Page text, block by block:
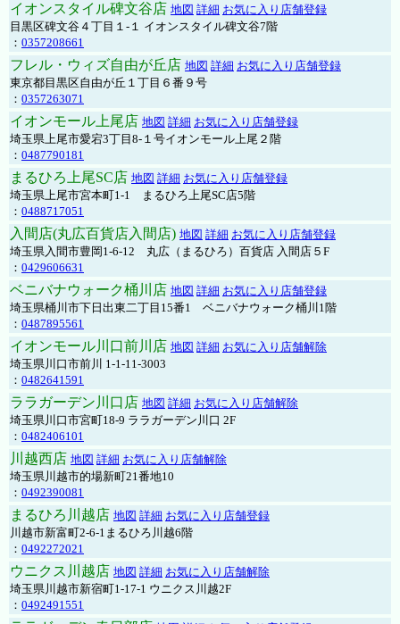
イオンスタイル碑文谷店 地図 詳細 お気に入り店舗登録
目黒区碑文谷４丁目１-１ イオンスタイル碑文谷7階
： 0357208661
フレル・ウィズ自由が丘店 地図 詳細 お気に入り店舗登録
東京都目黒区自由が丘１丁目６番９号
： 0357263071
イオンモール上尾店 地図 詳細 お気に入り店舗登録
埼玉県上尾市愛宕3丁目8-１号イオンモール上尾２階
： 0487790181
まるひろ上尾SC店 地図 詳細 お気に入り店舗登録
埼玉県上尾市宮本町1-1 まるひろ上尾SC店5階
： 0488717051
入間店(丸広百貨店入間店) 地図 詳細 お気に入り店舗登録
埼玉県入間市豊岡1-6-12 丸広（まるひろ）百貨店 入間店５F
： 0429606631
ベニバナウォーク桶川店 地図 詳細 お気に入り店舗登録
埼玉県桶川市下日出東二丁目15番1 ベニバナウォーク桶川1階
： 0487895561
イオンモール川口前川店 地図 詳細 お気に入り店舗解除
埼玉県川口市前川 1-1-11-3003
： 0482641591
ララガーデン川口店 地図 詳細 お気に入り店舗解除
埼玉県川口市宮町18-9 ララガーデン川口 2F
： 0482406101
川越西店 地図 詳細 お気に入り店舗解除
埼玉県川越市的場新町21番地10
： 0492390081
まるひろ川越店 地図 詳細 お気に入り店舗登録
川越市新富町2-6-1まるひろ川越6階
： 0492272021
ウニクス川越店 地図 詳細 お気に入り店舗解除
埼玉県川越市新宿町1-17-1 ウニクス川越2F
： 0492491551